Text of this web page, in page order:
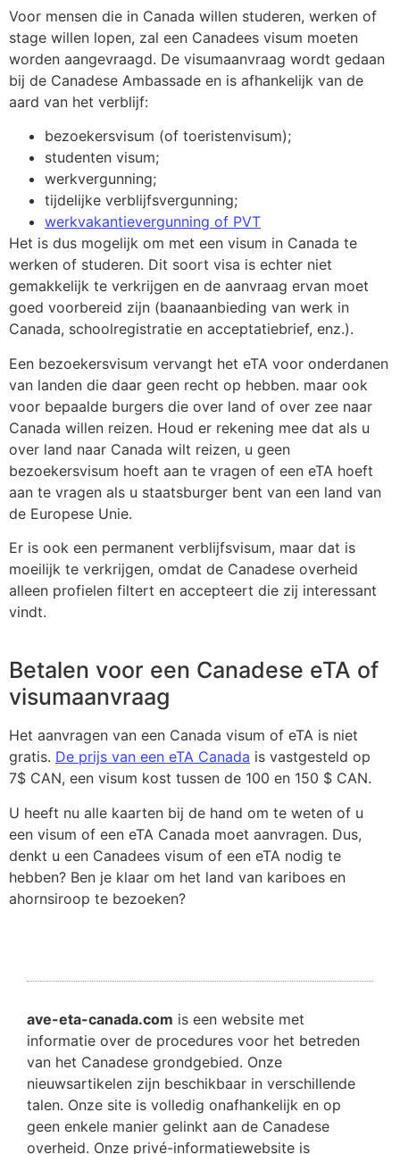
Voor mensen die in Canada willen studeren, werken of
stage willen lopen, zal een Canadees visum moeten
worden aangevraagd. De visumaanvraag wordt gedaan
bij de Canadese Ambassade en is afhankelijk van de
aard van het verblijf:
bezoekersvisum (of toeristenvisum);
studenten visum;
werkvergunning;
tijdelijke verblijfsvergunning;
werkvakantievergunning of PVT
Het is dus mogelijk om met een visum in Canada te
werken of studeren. Dit soort visa is echter niet
gemakkelijk te verkrijgen en de aanvraag ervan moet
goed voorbereid zijn (baanaanbieding van werk in
Canada, schoolregistratie en acceptatiebrief, enz.).
Een bezoekersvisum vervangt het eTA voor onderdanen
van landen die daar geen recht op hebben. maar ook
voor bepaalde burgers die over land of over zee naar
Canada willen reizen. Houd er rekening mee dat als u
over land naar Canada wilt reizen, u geen
bezoekersvisum hoeft aan te vragen of een eTA hoeft
aan te vragen als u staatsburger bent van een land van
de Europese Unie.
Er is ook een permanent verblijfsvisum, maar dat is
moeilijk te verkrijgen, omdat de Canadese overheid
alleen profielen filtert en accepteert die zij interessant
vindt.
Betalen voor een Canadese eTA of
visumaanvraag
Het aanvragen van een Canada visum of eTA is niet
gratis. De prijs van een eTA Canada is vastgesteld op
7$ CAN, een visum kost tussen de 100 en 150 $ CAN.
U heeft nu alle kaarten bij de hand om te weten of u
een visum of een eTA Canada moet aanvragen. Dus,
denkt u een Canadees visum of een eTA nodig te
hebben? Ben je klaar om het land van kariboes en
ahornsiroop te bezoeken?
ave-eta-canada.com is een website met
informatie over de procedures voor het betreden
van het Canadese grondgebied. Onze
nieuwsartikelen zijn beschikbaar in verschillende
talen. Onze site is volledig onafhankelijk en op
geen enkele manier gelinkt aan de Canadese
overheid. Onze privé-informatiewebsite is